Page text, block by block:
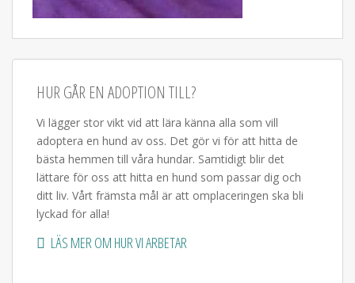
HUR GÅR EN ADOPTION TILL?
Vi lägger stor vikt vid att lära känna alla som vill
adoptera en hund av oss. Det gör vi för att hitta de
bästa hemmen till våra hundar. Samtidigt blir det
lättare för oss att hitta en hund som passar dig och
ditt liv. Vårt främsta mål är att omplaceringen ska bli
lyckad för alla!
LÄS MER OM HUR VI ARBETAR